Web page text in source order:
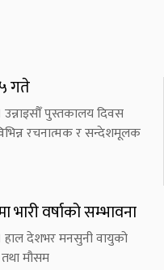
गते
पुस्तकालय दिवस
रचनात्मक र सन्देशमूलक
वर्षाको सम्भावना
हाल देशभर मनसुनी वायुको
मौसम